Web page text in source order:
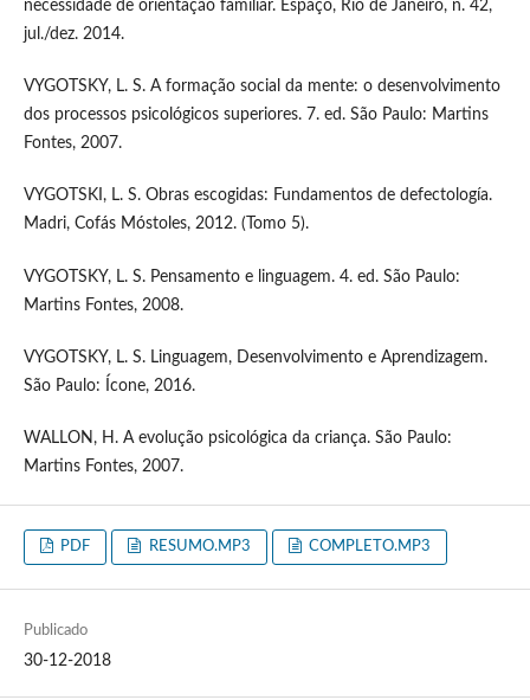
necessidade de orientação familiar. Espaço, Rio de Janeiro, n. 42,
jul./dez. 2014.
VYGOTSKY, L. S. A formação social da mente: o desenvolvimento
dos processos psicológicos superiores. 7. ed. São Paulo: Martins
Fontes, 2007.
VYGOTSKI, L. S. Obras escogidas: Fundamentos de defectología.
Madri, Cofás Móstoles, 2012. (Tomo 5).
VYGOTSKY, L. S. Pensamento e linguagem. 4. ed. São Paulo:
Martins Fontes, 2008.
VYGOTSKY, L. S. Linguagem, Desenvolvimento e Aprendizagem.
São Paulo: Ícone, 2016.
WALLON, H. A evolução psicológica da criança. São Paulo:
Martins Fontes, 2007.
PDF RESUMO.MP3 COMPLETO.MP3
Publicado
30-12-2018